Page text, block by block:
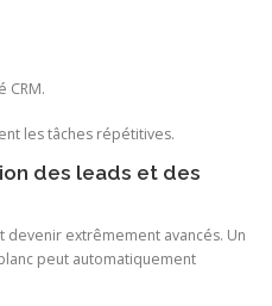
CRM.
les tâches répétitives.
des leads et des
devenir extrêmement avancés. Un
peut automatiquement